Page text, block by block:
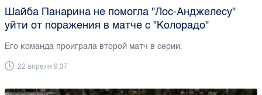
Шайба Панарина не помогла "Лос-Анджелесу"
уйти от поражения в матче с "Колорадо"
Его команда проиграла второй матч в серии.
22 апреля 9:37